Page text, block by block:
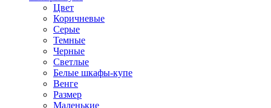
Цвет
Коричневые
Серые
Темные
Черные
Светлые
Белые шкафы-купе
Венге
Размер
Маленькие